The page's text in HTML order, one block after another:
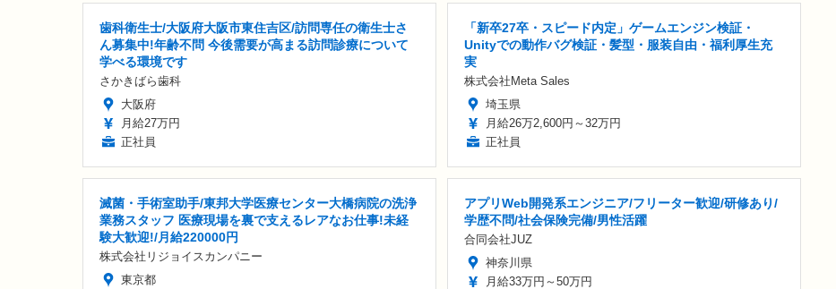
歯科衛生士/大阪府大阪市東住吉区/訪問専任の衛生士さ
ん募集中!年齢不問 今後需要が高まる訪問診療について
学べる環境です
さかきばら歯科
大阪府
月給27万円
正社員
「新卒27卒・スピード内定」ゲームエンジン検証・
Unityでの動作バグ検証・髪型・服装自由・福利厚生充
実
株式会社Meta Sales
埼玉県
月給26万2,600円～32万円
正社員
滅菌・手術室助手/東邦大学医療センター大橋病院の洗浄
業務スタッフ 医療現場を裏で支えるレアなお仕事!未経
験大歓迎!/月給220000円
株式会社リジョイスカンパニー
東京都
アプリWeb開発系エンジニア/フリーター歓迎/研修あり/
学歴不問/社会保険完備/男性活躍
合同会社JUZ
神奈川県
月給33万円～50万円